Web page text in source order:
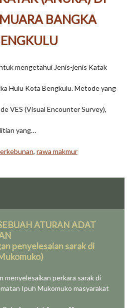
BANGKA
mengetahui Jenis-jenis Katak
Hulu Kota Bengkulu. Metode yang
VES (Visual Encounter Survey),
yang…
, rawa makmur
ATURAN ADAT
penyelesaian sarak di
menyelesaikan perkara sarak di
Ipuh Mukomuko masyarakat